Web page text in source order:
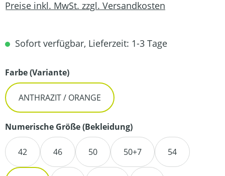
Preise inkl. MwSt. zzgl. Versandkosten
Sofort verfügbar, Lieferzeit: 1-3 Tage
Farbe (Variante)auswählen
ANTHRAZIT / ORANGE
Numerische Größe (Bekleidung)auswählen
42 46 50 50+7 54